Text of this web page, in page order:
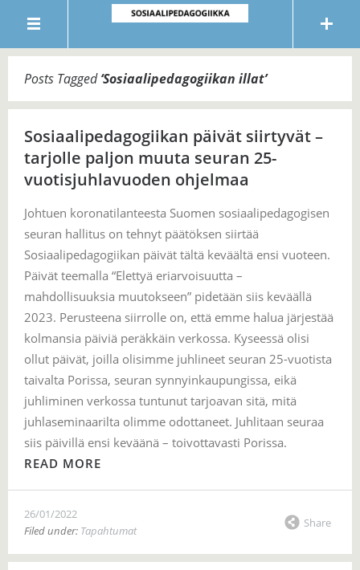
Posts Tagged‘Sosiaalipedagogiikan illat’
Sosiaalipedagogiikan päivät siirtyvät –
tarjolle paljon muuta seuran 25-
vuotisjuhlavuoden ohjelmaa
Johtuen koronatilanteesta Suomen sosiaalipedagogisen
seuran hallitus on tehnyt päätöksen siirtää
Sosiaalipedagogiikan päivät tältä keväältä ensi vuoteen.
Päivät teemalla “Elettyä eriarvoisuutta –
mahdollisuuksia muutokseen” pidetään siis keväällä
2023. Perusteena siirrolle on, että emme halua järjestää
kolmansia päiviä peräkkäin verkossa. Kyseessä olisi
ollut päivät, joilla olisimme juhlineet seuran 25-vuotista
taivalta Porissa, seuran synnyinkaupungissa, eikä
juhliminen verkossa tuntunut tarjoavan sitä, mitä
juhlaseminaarilta olimme odottaneet. Juhlitaan seuraa
siis päivillä ensi keväänä – toivottavasti Porissa.
READ MORE
26/01/2022
Filed under: Tapahtumat
Share